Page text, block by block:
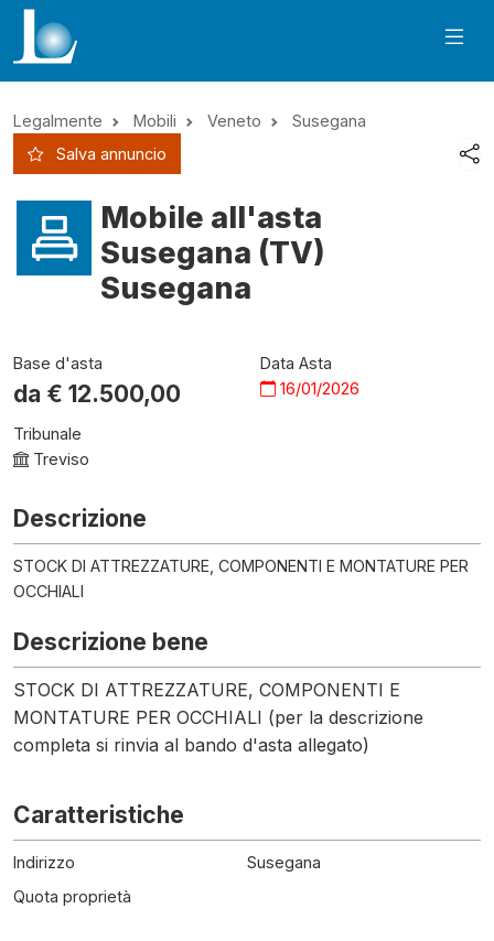
Legalmente Mobili Veneto
Susegana
Salva annuncio
Mobile all'asta
Susegana (TV)
Susegana
Base d'asta
da € 12.500,00
Data Asta
16/01/2026
Tribunale
Treviso
Descrizione
STOCK DI ATTREZZATURE, COMPONENTI E MONTATURE PER
OCCHIALI
Descrizione bene
STOCK DI ATTREZZATURE, COMPONENTI E
MONTATURE PER OCCHIALI (per la descrizione
completa si rinvia al bando d'asta allegato)
Caratteristiche
Indirizzo
Susegana
Quota proprietà